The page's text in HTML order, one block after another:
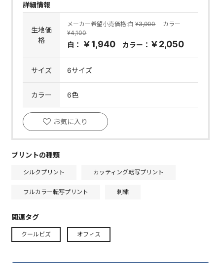
詳細情報
生地価
格
メーカー希望小売価格:白¥3,900カラー
¥4,100
白： ￥1,940 カラー： ￥2,050
サイズ 6サイズ
カラー 6色
お気に入り
プリントの種類
シルクプリント カッティング転写プリント
フルカラー転写プリント 刺繍
関連タグ
クールビズ オフィス